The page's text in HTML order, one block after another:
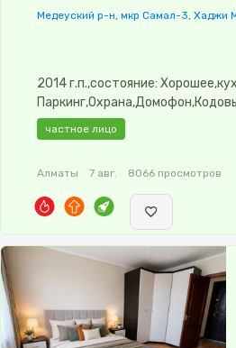
Медеуский р-н, мкр Самал-3, Хаджи
2014 г.п.,состояние:
кухня,Новая
частное лицо
Алматы 7 авг. 8066 просмотров